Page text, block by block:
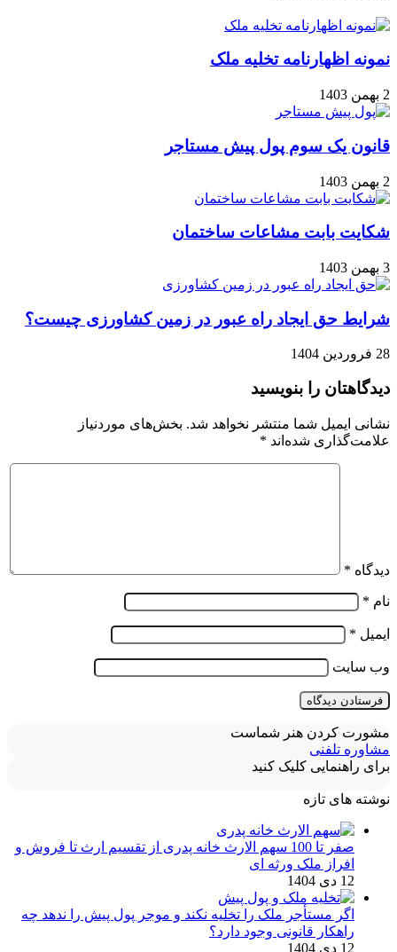
نمونه اظهارنامه تخلیه ملک
2 بهمن 1403
قانون یک سوم پول پیش مستاجر
2 بهمن 1403
شکایت بابت مشاعات ساختمان
3 بهمن 1403
شرایط حق ایجاد راه عبور در زمین کشاورزی چیست؟
28 فروردین 1404
دیدگاهتان را بنویسید
نشانی ایمیل شما منتشر نخواهد شد. بخش‌های موردنیاز
علامت‌گذاری شده‌اند *
دیدگاه *
نام *
ایمیل *
وب‌ سایت
مشورت کردن هنر شماست
مشاوره تلفنی
برای راهنمایی کلیک کنید
نوشته های تازه
صفر تا 100 سهم الارث خانه پدری از تقسیم ارث تا فروش و
افراز ملک ورثه ای
12 دی 1404
اگر مستأجر ملک را تخلیه نکند و موجر پول پیش را ندهد چه
راهکار قانونی وجود دارد؟
12 دی 1404